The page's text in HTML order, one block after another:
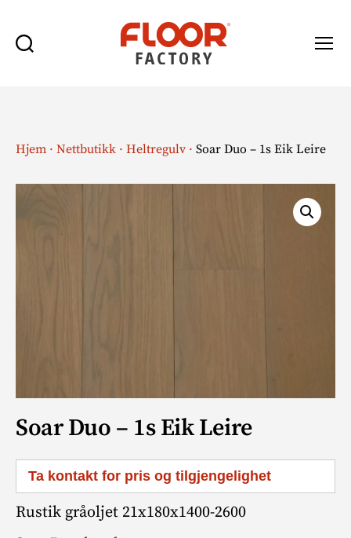
Hjem · Nettbutikk · Heltregulv · Soar Duo – 1s Eik Leire
Soar Duo – 1s Eik Leire
Ta kontakt for pris og tilgjengelighet
Rustik gråoljet 21x180x1400-2600